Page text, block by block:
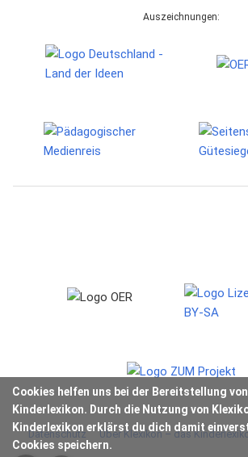
Cookies helfen uns bei der Bereitstellung
Kinderlexikon. Durch die Nutzung von
Kinderlexikon erklärst du dich damit
Cookies speichern.
Auszeichnungen:
Datenschutz Über Klexikon – das